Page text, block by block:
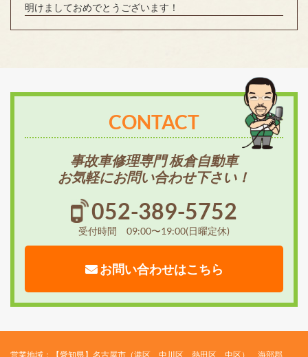
明けましておめでとうございます！
CONTACT
事故車修理専門 板倉自動車
お気軽にお問い合わせ下さい！
052-389-5752
受付時間 09:00〜19:00(日曜定休)
お問い合わせはこちら
営業地域：【愛知県】名古屋市（港区、中川区、熱田区、中区）、海部郡、